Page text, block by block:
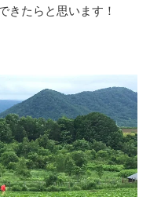
きたらと思います！